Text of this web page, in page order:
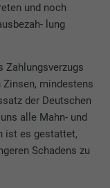
und noch
lung
Zahlungsverzugs
mindestens
der Deutschen
alle Mahn- und
ist es gestattet,
Schadens zu